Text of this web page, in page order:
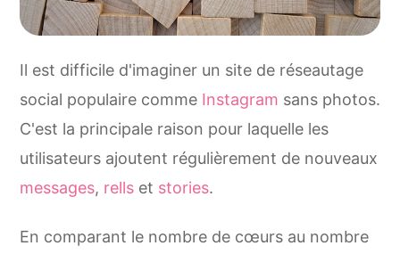
Il est difficile d'imaginer un site de réseautage
social populaire comme Instagram sans photos.
C'est la principale raison pour laquelle les
utilisateurs ajoutent régulièrement de nouveaux
messages, rells et stories.
En comparant le nombre de cœurs au nombre